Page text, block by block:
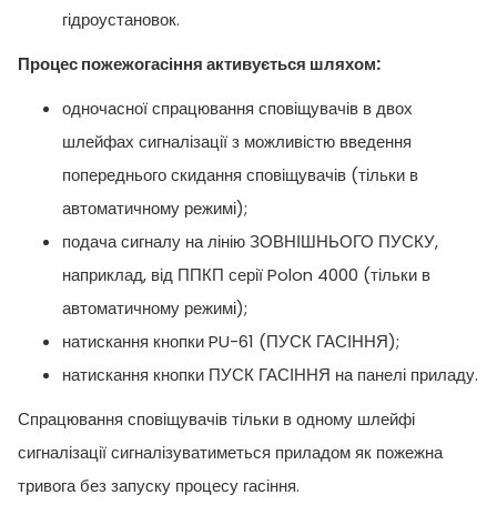
гідроустановок.
Процес пожежогасіння активується шляхом:
одночасної спрацювання сповіщувачів в двох
шлейфах сигналізації з можливістю введення
попереднього скидання сповіщувачів (тільки в
автоматичному режимі);
подача сигналу на лінію ЗОВНІШНЬОГО ПУСКУ,
наприклад, від ППКП серії Polon 4000 (тільки в
автоматичному режимі);
натискання кнопки PU-61 (ПУСК ГАСІННЯ);
натискання кнопки ПУСК ГАСІННЯ на панелі приладу.
Спрацювання сповіщувачів тільки в одному шлейфі
сигналізації сигналізуватиметься приладом як пожежна
тривога без запуску процесу гасіння.